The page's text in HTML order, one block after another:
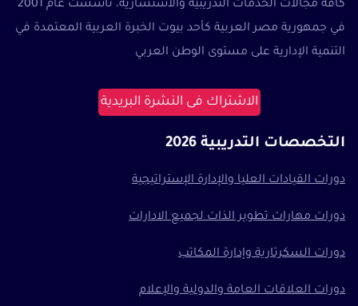
كافة مجالات الخدمات التدريبية والاستشارية، تأسست عام 2001
في جمهورية مصر العربية كأحد بيوت الخبرة العربية المعتمدة في
التنمية الإدارية على مستوى الوطن العربي
الاشتراك فى النشرة البريدية
التخصصات التدريبية 2026
دورات القيادات العليا والإدارة الإستراتيجية
دورات مهارات تطوير الذات لجميع الادارات
دورات السكرتارية وإدارة المكاتب
دورات العلاقات العامة والدولية والإعلام